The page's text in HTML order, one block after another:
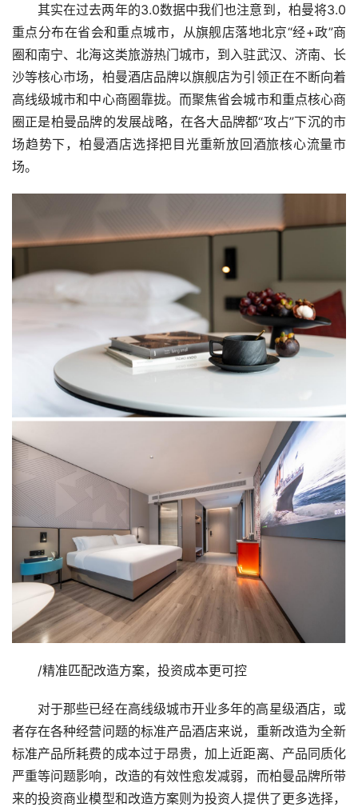
其实在过去两年的3.0数据中我们也注意到，柏曼将3.0
重点分布在省会和重点城市，从旗舰店落地北京“经+政”商
圈和南宁、北海这类旅游热门城市，到入驻武汉、济南、长
沙等核心市场，柏曼酒店品牌以旗舰店为引领正在不断向着
高线级城市和中心商圈靠拢。而聚焦省会城市和重点核心商
圈正是柏曼品牌的发展战略，在各大品牌都“攻占”下沉的市
场趋势下，柏曼酒店选择把目光重新放回酒旅核心流量市
场。
/精准匹配改造方案，投资成本更可控
对于那些已经在高线级城市开业多年的高星级酒店，或
者存在各种经营问题的标准产品酒店来说，重新改造为全新
标准产品所耗费的成本过于昂贵，加上近距离、产品同质化
严重等问题影响，改造的有效性愈发减弱，而柏曼品牌所带
来的投资商业模型和改造方案则为投资人提供了更多选择，